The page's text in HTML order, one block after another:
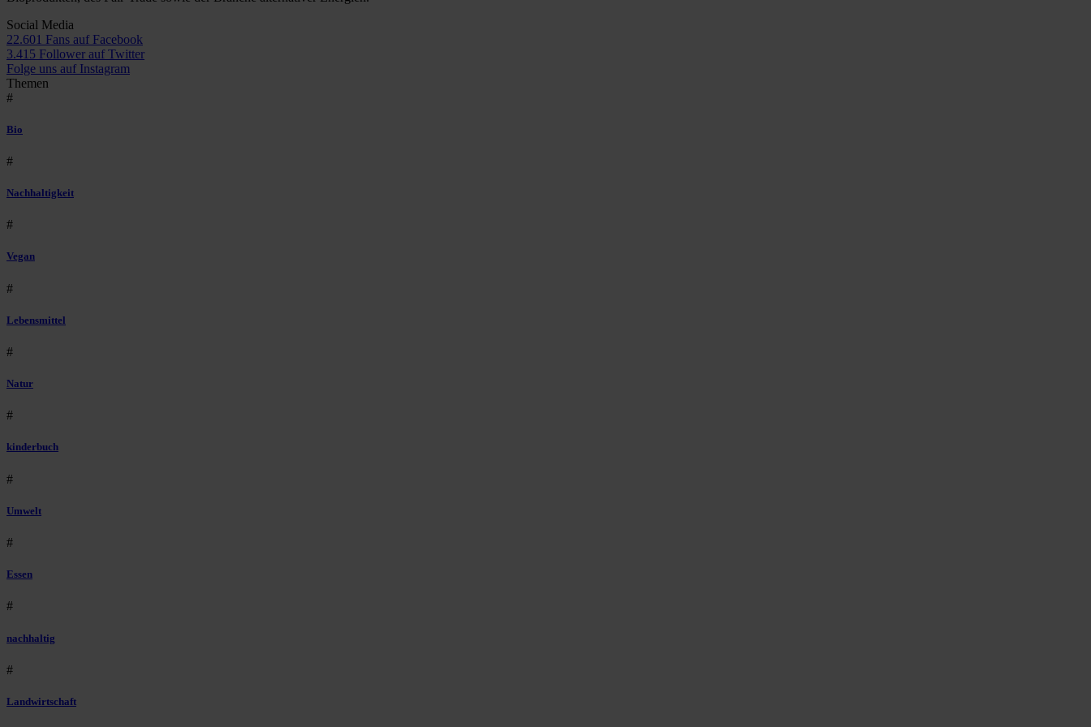
Social Media
22.601 Fans auf Facebook
3.415 Follower auf Twitter
Folge uns auf Instagram
Themen
#
Bio
#
Nachhaltigkeit
#
Vegan
#
Lebensmittel
#
Natur
#
kinderbuch
#
Umwelt
#
Essen
#
nachhaltig
#
Landwirtschaft